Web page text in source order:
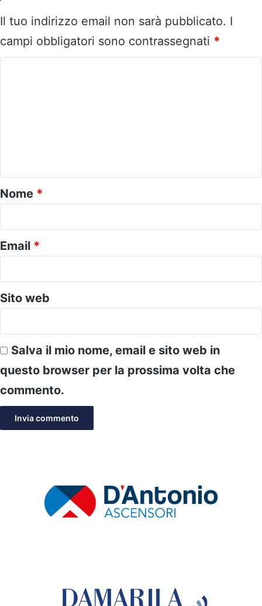
Il tuo indirizzo email non sarà pubblicato. I
campi obbligatori sono contrassegnati *
o
*
Nome *
Email *
Sito web
Salva il mio nome, email e sito web in
questo browser per la prossima volta che
commento.